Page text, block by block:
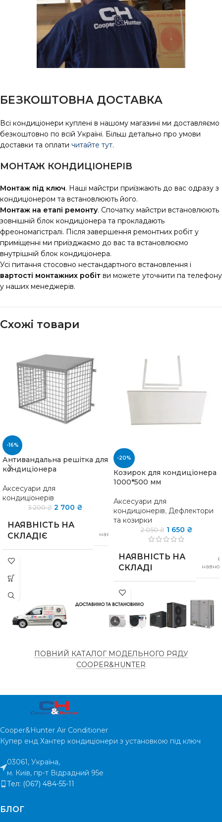
БЕЗКОШТОВНА ДОСТАВКА
Всі кондиціонери куплені в нашому магазині ми доставляємо
безкоштовно по всій Україні. Більш детально про умови
доставки та оплати читайте тут.
МОНТАЖ КОНДИЦІОНЕРІВ
Монтаж під ключ. Наші майстри приїзжають до вас одразу з
кондиціонером та встановлюють його.
Монтаж на етапі ремонту. Спочатку майстри встановлюють
зовнішній блок кондиціонера та прокладають
фреономагістралі. Після завершення ремонтних робіт у
приміщенні ми приїзджаємо до вас та встановлюємо
внутрішній блок кондиціонера.
Усі питання стосовно нестандартного встановлення і
вартості монтажних робіт ви можете уточнити па телефону
у наших менеджерів.
Схожі товари
-16%
Антивандальна решітка для
кондиціонера
Аксесуари для
кондиціонерів
3 200₴ 2 700 ₴
НАЯВНІСТЬ НА
СКЛАДІЄ
наявності
біла
РОЗМІРИ
900х600х500
мм
МАТЕРІАЛ Сітка, сталь
КРЕПІЖНИХ
8-10мм)
-20%
Козирок для кондиціонера
1000*500 мм
Аксесуари для
кондиціонерів, Дефлектори
та козирки
2 050₴ 1 650 ₴
НАЯВНІСТЬ НА
СКЛАДІ
МАТЕРІАЛ
ВАГА
ПОВНИЙ КАТАЛОГ МОДЕЛЬНОГО РЯДУ
COOPER&HUNTER
Cooper&Hunter Air Conditioner
Купер енд Хантер кондиціонери з установкою під ключ
03061, Україна,
м. Київ, пр-т Відрадний 95е
Тел: (067) 484-55-11
БЛОГ